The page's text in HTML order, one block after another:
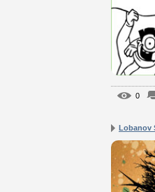
0
Lobanov